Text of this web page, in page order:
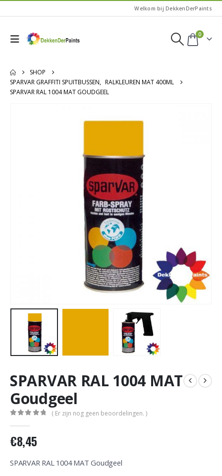
Welkom bij DekkenDerPaints
0
SHOP
SPARVAR GRAFFITI SPUITBUSSEN, RALKLEUREN MAT 400ML
SPARVAR RAL 1004 MAT GOUDGEEL
SPARVAR RAL 1004 MAT
Goudgeel
( Er zijn nog geen beoordelingen. )
€8,45
SPARVAR RAL 1004 MAT Goudgeel